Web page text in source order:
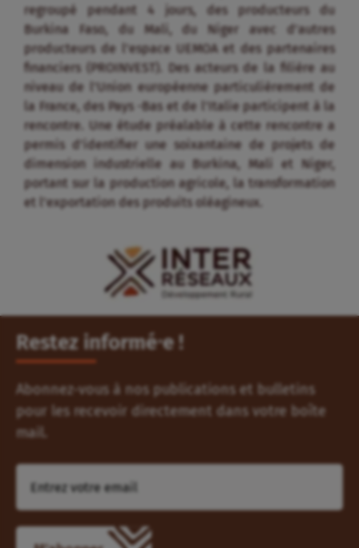
regroupé pendant 4 jours, des producteurs du
Burkina Faso, du Mali, du Niger avec d’autres
producteurs de l’espace UEMOA et des partenaires
financiers (PROINVEST). Des acteurs de la filière au
niveau de l’Union européenne particulièrement de
la France, des Pays -Bas et de l’Italie participent à la
rencontre. Une étude préalable à cette rencontre a
permis d’identifier une soixantaine de projets de
dimension industrielle au Burkina, Mali et Niger,
portant sur la production agricole, la transformation
et l’exportation des produits oléagineux.
Restez informé⸱e !
Abonnez-vous à nos publications et bulletins
pour les recevoir directement dans votre boîte
mail.